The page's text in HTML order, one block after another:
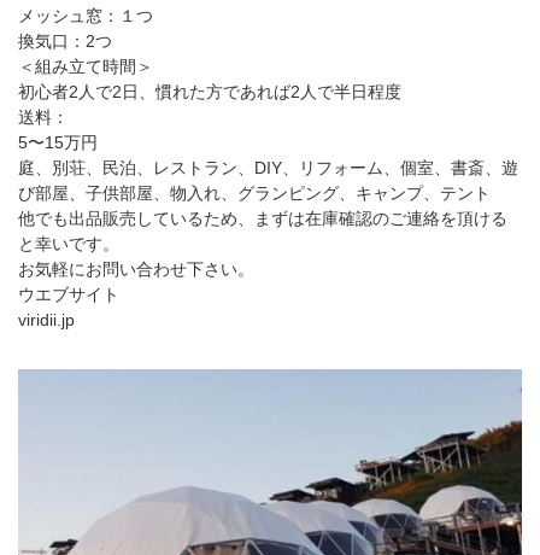
メッシュ窓：１つ
換気口：2つ
＜組み立て時間＞
初心者2人で2日、慣れた方であれば2人で半日程度
送料：
5〜15万円
庭、別荘、民泊、レストラン、DIY、リフォーム、個室、書斎、遊
び部屋、子供部屋、物入れ、グランピング、キャンプ、テント
他でも出品販売しているため、まずは在庫確認のご連絡を頂ける
と幸いです。
お気軽にお問い合わせ下さい。
ウエブサイト
viridii.jp